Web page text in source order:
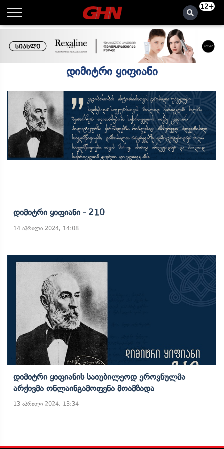
12+
დიმიტრი ყიფიანი
Დიმიტრი Ყიფიანი - 210
14 აპრილი 2024, 14:08
Დიმიტრი Ყიფიანის Საიუბილეოდ Ეროვნულმა
Არქივმა Ონლაინგამოფენა Მოამზადა
13 აპრილი 2024, 13:34